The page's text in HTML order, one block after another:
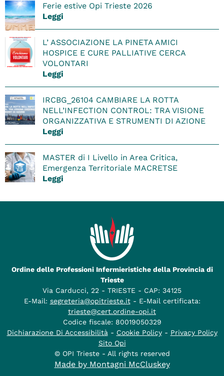
Ferie estive Opi Trieste 2026
Leggi
L’ ASSOCIAZIONE LA PINETA AMICI
HOSPICE E CURE PALLIATIVE CERCA
VOLONTARI
Leggi
IRCBG_26104 CAMBIARE LA ROTTA
NELL’INFECTION CONTROL: TRA VISIONE
ORGANIZZATIVA E STRUMENTI DI AZIONE
Leggi
MASTER di I Livello in Area Critica,
Emergenza Territoriale MACRETSE
Leggi
Ordine delle Professioni Infermieristiche della Provincia di
Trieste
Via Carducci, 22 - TRIESTE - CAP: 34125
E-Mail: segreteria@opitrieste.it- E-Mail certificata:
trieste@cert.ordine-opi.it
Codice fiscale: 80019050329
Dichiarazione Di Accessibilità- Cookie Policy- Privacy Policy
Sito Opi
© OPI Trieste - All rights reserved
Made by Montagni McCluskey